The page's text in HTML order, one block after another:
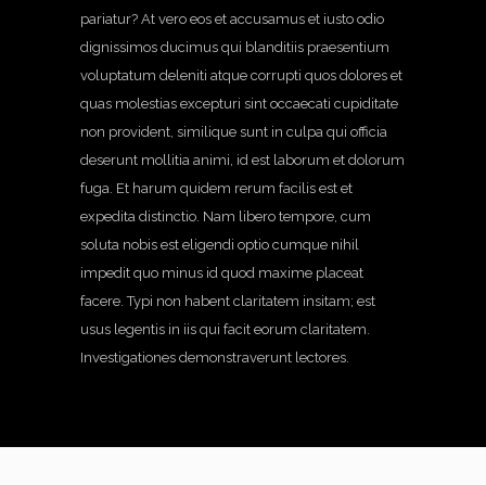
pariatur? At vero eos et accusamus et iusto odio
dignissimos ducimus qui blanditiis praesentium
voluptatum deleniti atque corrupti quos dolores et
quas molestias excepturi sint occaecati cupiditate
non provident, similique sunt in culpa qui officia
deserunt mollitia animi, id est laborum et dolorum
fuga. Et harum quidem rerum facilis est et
expedita distinctio. Nam libero tempore, cum
soluta nobis est eligendi optio cumque nihil
impedit quo minus id quod maxime placeat
facere. Typi non habent claritatem insitam; est
usus legentis in iis qui facit eorum claritatem.
Investigationes demonstraverunt lectores.